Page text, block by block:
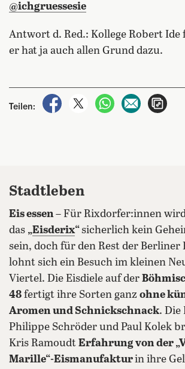
@ichgruessesie
Antwort d. Red.: Kollege Robert Ide
er hat ja auch allen Grund dazu.
Teilen:
auf Facebook teilen
auf X teilenper WhatsApp
per E-
Stadtleben
Eis essen– Für Rixdorfer:innen
das „Eisderix“sicherlich kein
sein, doch für den Rest der Berliner
lohnt sich ein Besuch im kleinen
Viertel. Die Eisdiele auf der
48 fertigt ihre Sorten ganz ohne
Aromen und Schnickschnack. Die
Philippe Schröder und Paul Kolek
Kris Ramoudt Erfahrung von der
Marille“-Eismanufakturin ihre